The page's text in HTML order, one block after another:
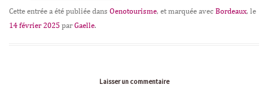
Cette entrée a été publiée dans Oenotourisme, et marquée avec Bordeaux, le
14 février 2025 par Gaelle.
Laisser un commentaire